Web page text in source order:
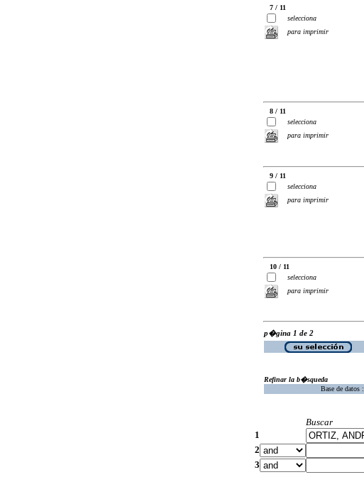
7 / 11
selecciona
para imprimir
8 / 11
selecciona
para imprimir
9 / 11
selecciona
para imprimir
10 / 11
selecciona
para imprimir
p�gina 1 de 2
Refinar la b�squeda
Base de datos :
Buscar
1
2
3